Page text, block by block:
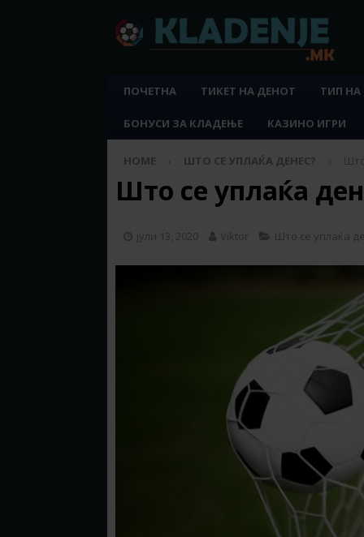
ПОЧЕТНА ТИКЕТ НА ДЕНОТ ТИП
БОНУСИ ЗА КЛАДЕЊЕ КАЗИНО ИГРИ
HOME ШТО СЕ УПЛАЌА ДЕНЕС?
Што се уплаќа
јули 13, 2020 Viktor Што се уплаќа